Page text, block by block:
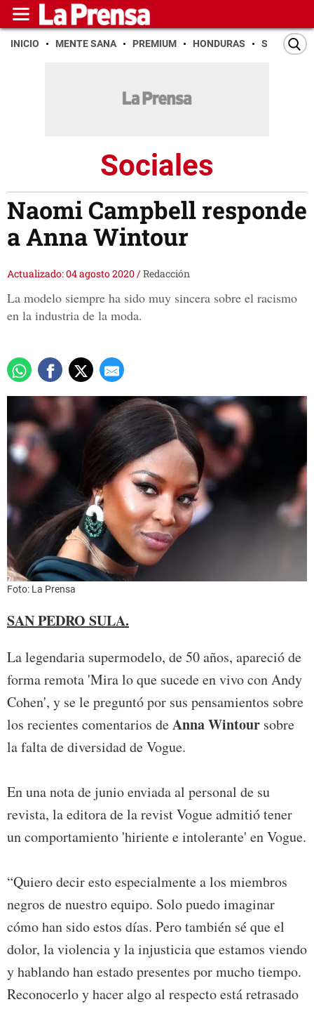
INICIO MENTE SANA PREMIUM HONDURAS SAN PEDRO
Sociales
Naomi Campbell responde
a Anna Wintour
Actualizado: 04 agosto 2020/Redacción
La modelo siempre ha sido muy sincera sobre el racismo
en la industria de la moda.
Foto: La Prensa
SAN PEDRO SULA.
La legendaria supermodelo, de 50 años, apareció de
forma remota 'Mira lo que sucede en vivo con Andy
Cohen', y se le preguntó por sus pensamientos sobre
los recientes comentarios deAnna Wintour sobre
la falta de diversidad de Vogue.
En una nota de junio enviada al personal de su
revista, la editora de la revist Vogue admitió tener
un comportamiento 'hiriente e intolerante' en Vogue.
“Quiero decir esto especialmente a los miembros
negros de nuestro equipo. Solo puedo imaginar
cómo han sido estos días. Pero también sé que el
dolor, la violencia y la injusticia que estamos viendo
y hablando han estado presentes por mucho tiempo.
Reconocerlo y hacer algo al respecto está retrasado